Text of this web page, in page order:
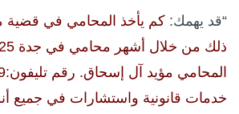
“قد يهمك: كم يأخذ المحامي في
خدمات قانونية واستشارات في جميع